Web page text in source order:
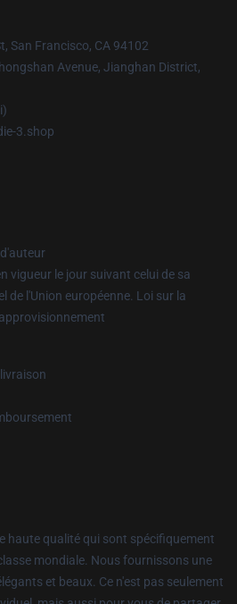
San Francisco, CA 94102
Avenue, Jianghan District,
3.shop
vigueur le jour suivant celui de sa
de l'Union européenne. Loi sur la
haute qualité qui sont spécifiquement
mondiale. Nous fournissons une
et beaux. Ce n'est pas seulement